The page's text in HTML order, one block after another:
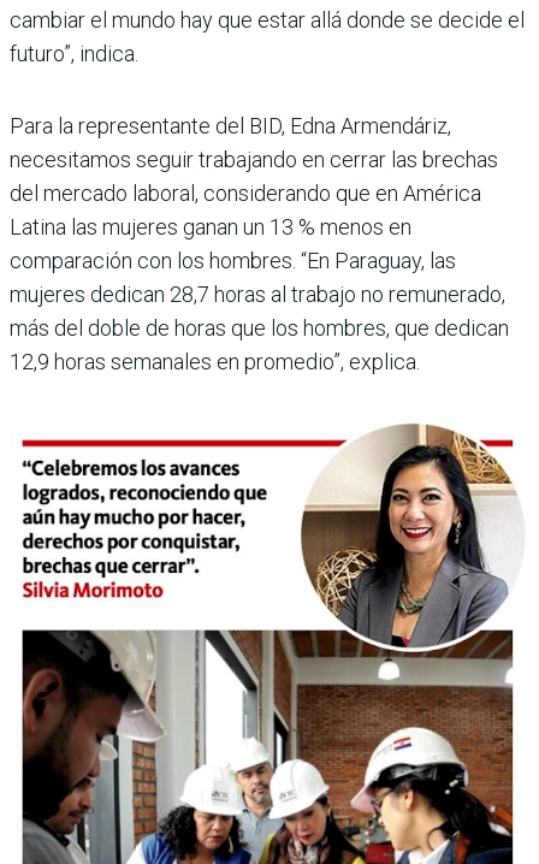
cambiar el mundo hay que estar allá donde se decide el
futuro”, indica.
Para la representante del BID, Edna Armendáriz,
necesitamos seguir trabajando en cerrar las brechas
del mercado laboral, considerando que en América
Latina las mujeres ganan un 13 % menos en
comparación con los hombres. “En Paraguay, las
mujeres dedican 28,7 horas al trabajo no remunerado,
más del doble de horas que los hombres, que dedican
12,9 horas semanales en promedio”, explica.